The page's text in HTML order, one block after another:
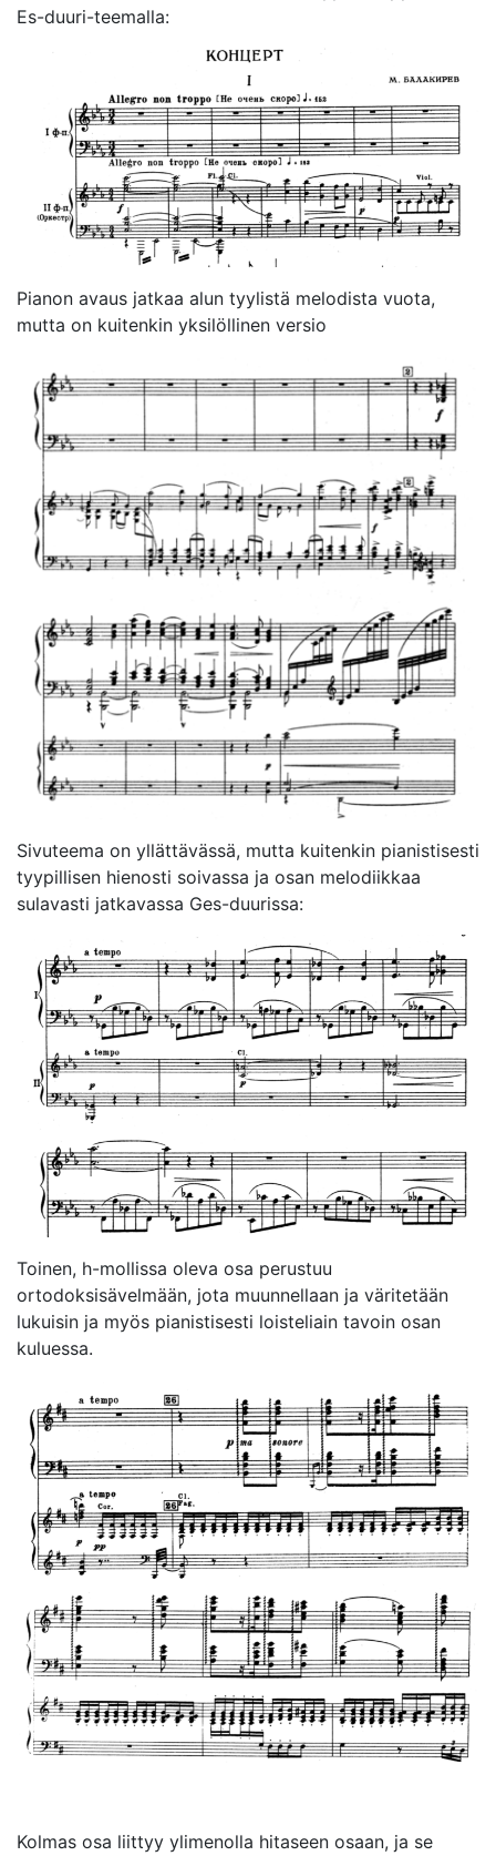
Es-duuri-teemalla:
Pianon avaus jatkaa alun tyylistä melodista vuota,
mutta on kuitenkin yksilöllinen versio
Sivuteema on yllättävässä, mutta kuitenkin pianistisesti
tyypillisen hienosti soivassa ja osan melodiikkaa
sulavasti jatkavassa Ges-duurissa:
Toinen, h-mollissa oleva osa perustuu
ortodoksisävelmään, jota muunnellaan ja väritetään
lukuisin ja myös pianistisesti loisteliain tavoin osan
kuluessa.
Kolmas osa liittyy ylimenolla hitaseen osaan, ja se